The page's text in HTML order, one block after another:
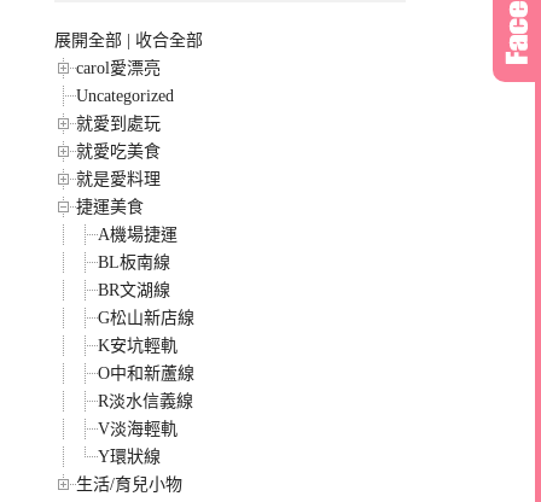
展開全部 | 收合全部
carol愛漂亮
Uncategorized
就愛到處玩
就愛吃美食
就是愛料理
捷運美食
A機場捷運
BL板南線
BR文湖線
G松山新店線
K安坑輕軌
O中和新蘆線
R淡水信義線
V淡海輕軌
Y環狀線
生活/育兒小物